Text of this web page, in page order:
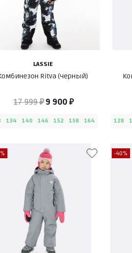
LASSIE
Ritva (черный)
17 999 ₽9 900 ₽
134 140 146 152 158 164 128
-40%